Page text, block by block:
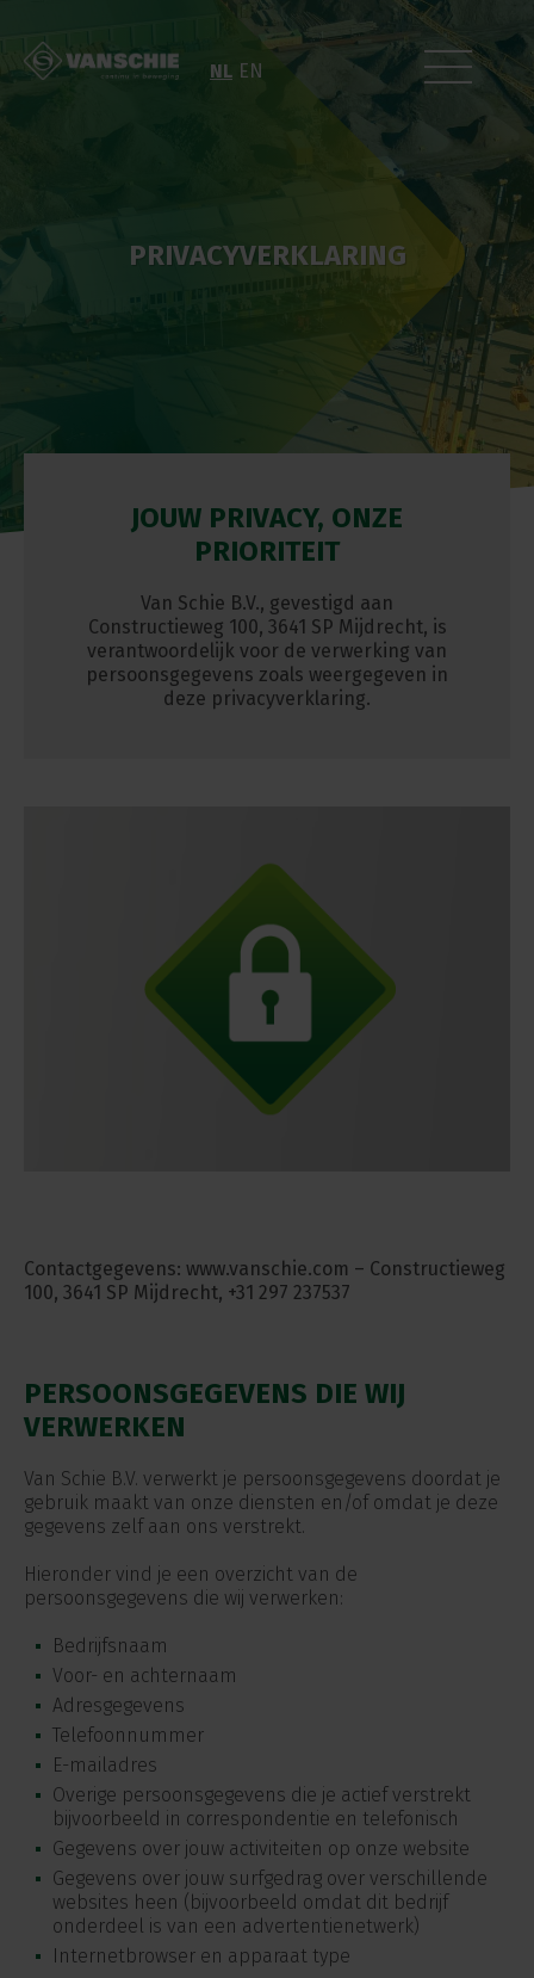
NL EN
PRIVACYVERKLARING
JOUW PRIVACY, ONZE
PRIORITEIT
Van Schie B.V., gevestigd aan
Constructieweg 100, 3641 SP Mijdrecht, is
verantwoordelijk voor de verwerking van
persoonsgegevens zoals weergegeven in
deze privacyverklaring.
Contactgegevens: www.vanschie.com – Constructieweg
100, 3641 SP Mijdrecht, +31 297 237537
PERSOONSGEGEVENS DIE WIJ
VERWERKEN
Van Schie B.V. verwerkt je persoonsgegevens doordat je
gebruik maakt van onze diensten en/of omdat je deze
gegevens zelf aan ons verstrekt.
Hieronder vind je een overzicht van de
persoonsgegevens die wij verwerken:
Bedrijfsnaam
Voor- en achternaam
Adresgegevens
Telefoonnummer
E-mailadres
Overige persoonsgegevens die je actief verstrekt
bijvoorbeeld in correspondentie en telefonisch
Gegevens over jouw activiteiten op onze website
Gegevens over jouw surfgedrag over verschillende
websites heen (bijvoorbeeld omdat dit bedrijf
onderdeel is van een advertentienetwerk)
Internetbrowser en apparaat type